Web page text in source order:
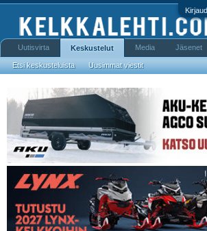
Uutisvirta Keskustelut
Etsi keskusteluista Uusimmat viestit
Media Jäsenet